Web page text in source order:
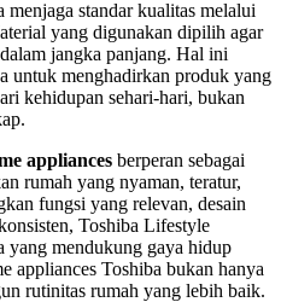
menjaga standar kualitas melalui
yang digunakan dipilih agar
jangka panjang. Hal ini
untuk menghadirkan produk yang
kehidupan sehari-hari, bukan
appliances berperan sebagai
rumah yang nyaman, teratur,
fungsi yang relevan, desain
Toshiba Lifestyle
yang mendukung gaya hidup
appliances Toshiba bukan hanya
rutinitas rumah yang lebih baik.